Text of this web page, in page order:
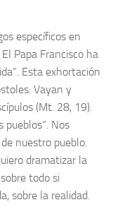
específicos en
Papa Francisco ha
Esta exhortación
Vayan y
(Mt. 28, 19).
pueblos”. Nos
nuestro pueblo.
dramatizar la
todo si
sobre la realidad.